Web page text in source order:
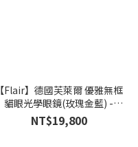
【Flair】德國芙萊爾 優雅無框
貓眼光學眼鏡(玫瑰金藍) -
FR9146-400
NT$19,800